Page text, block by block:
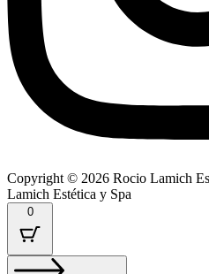
Copyright © 2026 Rocio Lamich
Lamich Estética y Spa
0